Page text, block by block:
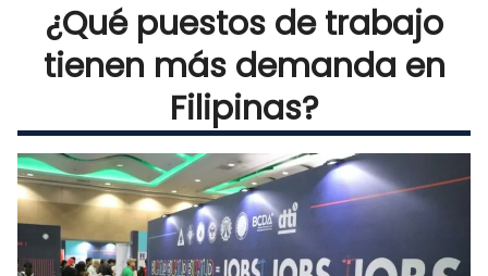
¿Qué puestos de trabajo
tienen más demanda en
Filipinas?